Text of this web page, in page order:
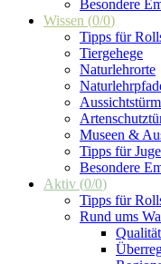
Besondere
Wissen (0/0)
Tipps für
Tiergehege
Naturlehrorte
Museen &
Tipps für
Besondere
Aktiv (0/0)
Tipps für
Rund ums